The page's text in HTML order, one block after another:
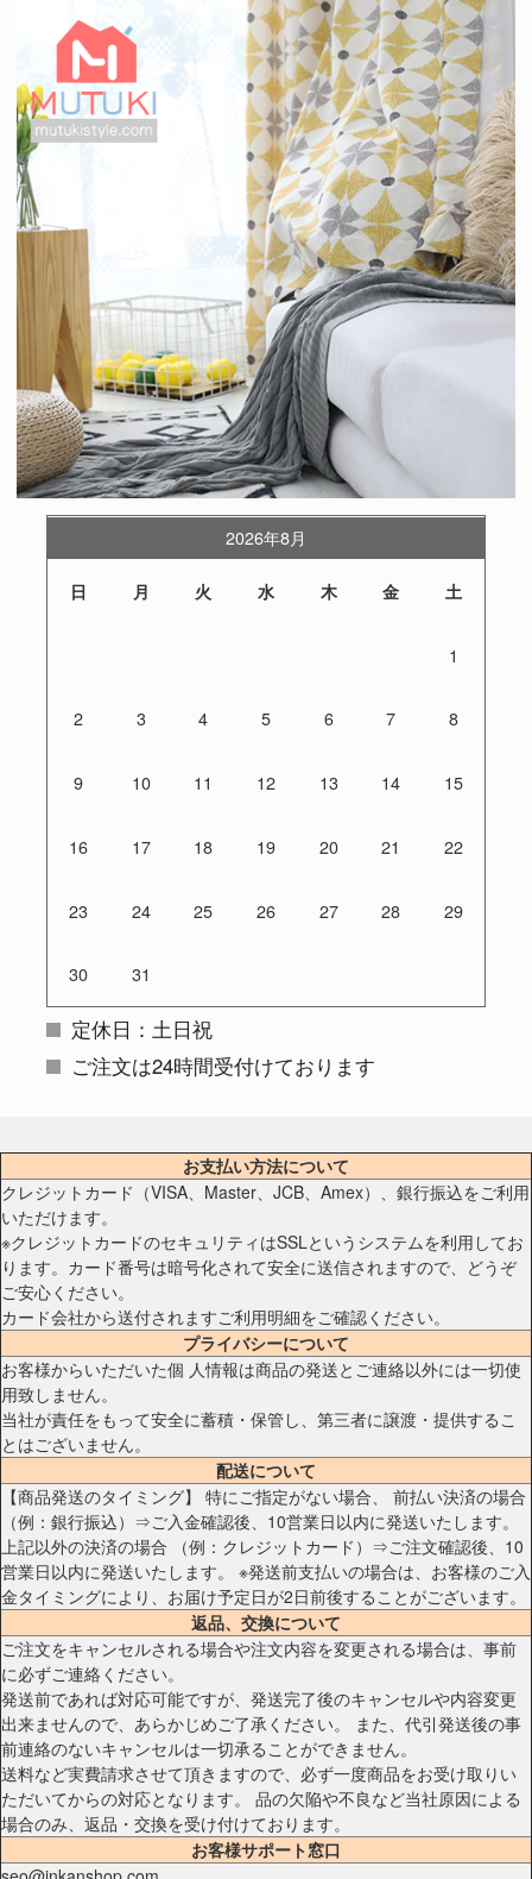
2026年8月
日 月 火 水 木 金 土
1
2 3 4 5 6 7 8
9 10 11 12 13 14 15
16 17 18 19 20 21 22
23 24 25 26 27 28 29
30 31
定休日：土日祝
ご注文は24時間受付けております
お支払い方法について
クレジットカード（VISA、Master、JCB、Amex）、銀行振込をご利用
いただけます。
※クレジットカードのセキュリティはSSLというシステムを利用してお
ります。カード番号は暗号化されて安全に送信されますので、どうぞ
ご安心ください。
カード会社から送付されますご利用明細をご確認ください。
プライバシーについて
お客様からいただいた個 人情報は商品の発送とご連絡以外には一切使
用致しません。
当社が責任をもって安全に蓄積・保管し、第三者に譲渡・提供するこ
とはございません。
配送について
【商品発送のタイミング】 特にご指定がない場合、 前払い決済の場合
（例：銀行振込）⇒ご入金確認後、10営業日以内に発送いたします。
上記以外の決済の場合 （例：クレジットカード）⇒ご注文確認後、10
営業日以内に発送いたします。 ※発送前支払いの場合は、お客様のご入
金タイミングにより、お届け予定日が2日前後することがございます。
返品、交換について
ご注文をキャンセルされる場合や注文内容を変更される場合は、事前
に必ずご連絡ください。
発送前であれば対応可能ですが、発送完了後のキャンセルや内容変更
出来ませんので、あらかじめご了承ください。 また、代引発送後の事
前連絡のないキャンセルは一切承ることができません。
送料など実費請求させて頂きますので、必ず一度商品をお受け取りい
ただいてからの対応となります。 品の欠陥や不良など当社原因による
場合のみ、返品・交換を受け付けております。
お客様サポート窓口